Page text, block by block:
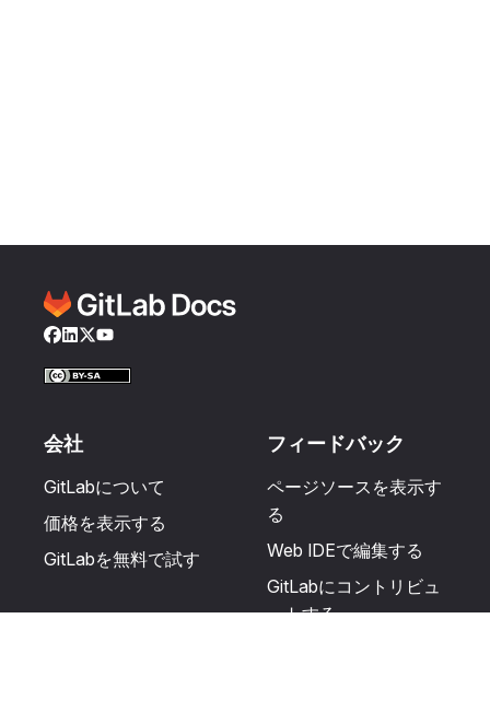
Facebook
LinkedIn
Twitter
YouTube
会社
GitLabについて
価格を表示する
GitLabを無料で試す
フィードバック
ページソースを表示す
る
Web IDEで編集する
GitLabにコントリビュ
ートする